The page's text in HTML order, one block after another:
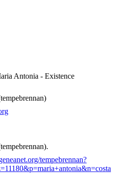
Antonia - Existence
tempebrennan?